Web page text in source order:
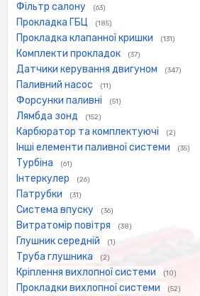
Фільтр салону (63)
Прокладка ГБЦ (185)
Прокладка клапанної кришки (131)
Комплекти прокладок (37)
Датчики керування двигуном (347)
Паливний насос (11)
Форсунки паливні (51)
Лямбда зонд (152)
Карбюратор та комплектуючі (2)
Інші елементи паливної системи (35)
Турбіна (61)
Інтеркулер (26)
Патрубки (31)
Система впуску (36)
Витратомір повітря (38)
Глушник середній (1)
Труба глушника (2)
Кріплення вихлопної системи (10)
Прокладки вихлопної системи (52)